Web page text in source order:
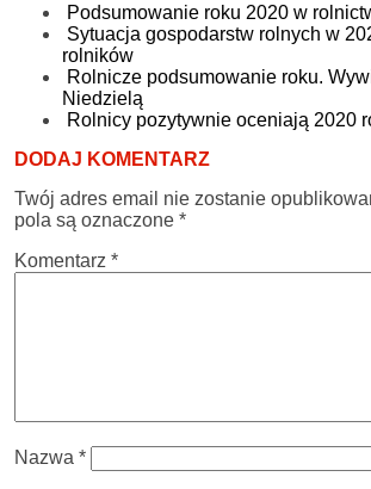
Podsumowanie roku 2020 w
Sytuacja gospodarstw rolnych w
rolników
Rolnicze podsumowanie roku.
Niedzielą
Rolnicy pozytywnie oceniają 2020
DODAJ KOMENTARZ
Twój adres email nie zostanie
pola są oznaczone *
Komentarz *
Nazwa *